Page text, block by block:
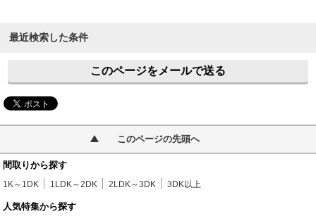
最近検索した条件
このページをメールで送る
このページの先頭へ
間取りから探す
1K～1DK 1LDK～2DK 2LDK～3DK 3DK以上
人気特集から探す